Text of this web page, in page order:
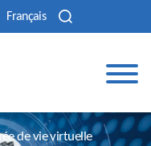
Français
de vie virtuelle